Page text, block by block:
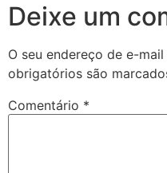
Deixe um
O seu endereço de e-
obrigatórios são
Comentário *